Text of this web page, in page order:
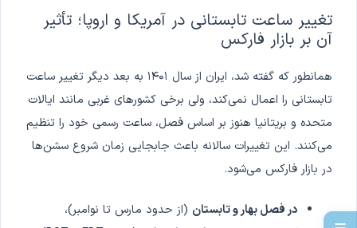
تغییر ساعت تابستانی در آمریکا و اروپا؛ تأثیر
آن بر بازار فارکس
همانطور که گفته شد، ایران از سال ۱۴۰۱ به بعد دیگر تغییر ساعت
تابستانی را اعمال نمی‌کند، ولی برخی کشورهای غربی مانند ایالات
متحده و بریتانیا هنوز بر اساس فصل، ساعت رسمی خود را تنظیم
می‌کنند. این تغییرات سالانه باعث جابجایی زمان شروع سشن‌ها
در بازار فارکس می‌شود.
در فصل بهار و تابستان (از حدود مارس تا نوامبر)،